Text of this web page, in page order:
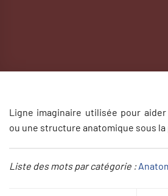
Ligne imaginaire utilisée pour
ou une structure anatomique sous la
Liste des mots par catégorie :